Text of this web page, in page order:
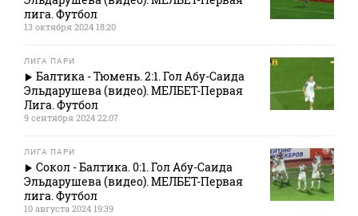
лига. Футбол
13 октября 2024 18:20
ЛИГА ПАРИ
Балтика - Тюмень. 2:1. Гол Абу-Саида
Эльдарушева (видео). МЕЛБЕТ-Первая
Лига. Футбол
9 сентября 2024 22:07
ЛИГА ПАРИ
Сокол - Балтика. 0:1. Гол Абу-Саида
Эльдарушева (видео). МЕЛБЕТ-Первая
лига. Футбол
10 августа 2024 19:39